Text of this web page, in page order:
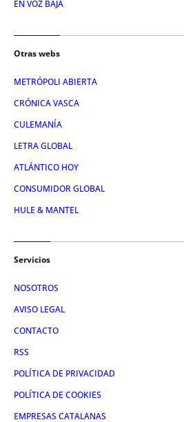
EN VOZ BAJA
Otras webs
METRÓPOLI ABIERTA
CRÓNICA VASCA
CULEMANÍA
LETRA GLOBAL
ATLÁNTICO HOY
CONSUMIDOR GLOBAL
HULE & MANTEL
Servicios
NOSOTROS
AVISO LEGAL
CONTACTO
RSS
POLÍTICA DE PRIVACIDAD
POLÍTICA DE COOKIES
EMPRESAS CATALANAS